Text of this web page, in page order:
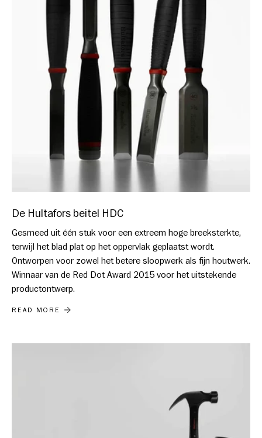
De Hultafors beitel HDC
Gesmeed uit één stuk voor een extreem hoge breeksterkte,
terwijl het blad plat op het oppervlak geplaatst wordt.
Ontworpen voor zowel het betere sloopwerk als fijn houtwerk.
Winnaar van de Red Dot Award 2015 voor het uitstekende
productontwerp.
DE HULTAFORS BEITEL HDC
READ MORE